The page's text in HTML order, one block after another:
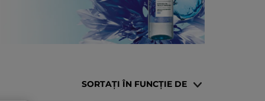
SORTAȚI ÎN FUNCȚIE DE